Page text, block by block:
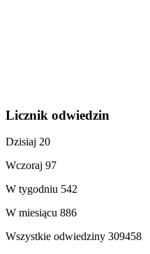
Licznik odwiedzin
Dzisiaj 20
Wczoraj 97
W tygodniu 542
W miesiącu 886
Wszystkie odwiedziny 309458